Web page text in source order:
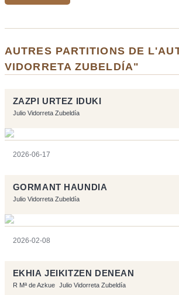
AUTRES PARTITIONS DE
VIDORRETA ZUBELDÍA"
ZAZPI URTEZ IDUKI
Julio Vidorreta Zubeldía
2026-06-17
GORMANT HAUNDIA
Julio Vidorreta Zubeldía
2026-02-08
EKHIA JEIKITZEN DENEAN
R Mª de Azkue Julio Vidorreta Zubeldía